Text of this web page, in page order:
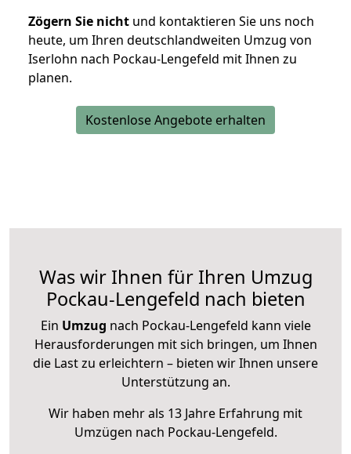
Zögern Sie nicht und kontaktieren Sie uns noch
heute, um Ihren deutschlandweiten Umzug von
Iserlohn nach Pockau-Lengefeld mit Ihnen zu
planen.
Kostenlose Angebote erhalten
Was wir Ihnen für Ihren Umzug
Pockau-Lengefeld nach bieten
Ein Umzug nach Pockau-Lengefeld kann viele
Herausforderungen mit sich bringen, um Ihnen
die Last zu erleichtern – bieten wir Ihnen unsere
Unterstützung an.
Wir haben mehr als 13 Jahre Erfahrung mit
Umzügen nach Pockau-Lengefeld.